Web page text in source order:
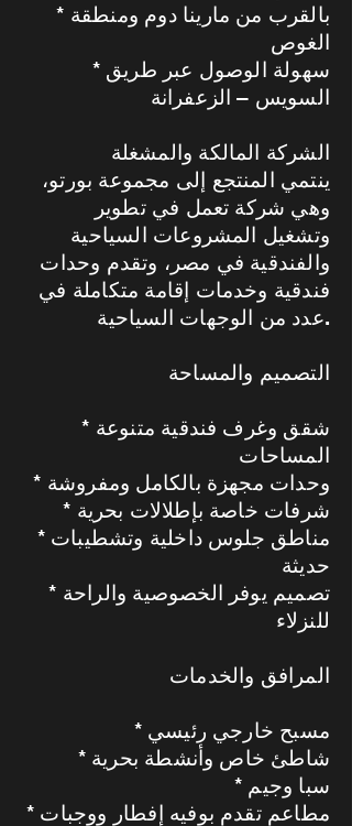
* بالقرب من مارينا دوم ومنطقة
الغوص
* سهولة الوصول عبر طريق
السويس – الزعفرانة
الشركة المالكة والمشغلة
ينتمي المنتجع إلى مجموعة بورتو،
وهي شركة تعمل في تطوير
وتشغيل المشروعات السياحية
والفندقية في مصر، وتقدم وحدات
فندقية وخدمات إقامة متكاملة في
عدد من الوجهات السياحية.
التصميم والمساحة
* شقق وغرف فندقية متنوعة
المساحات
* وحدات مجهزة بالكامل ومفروشة
* شرفات خاصة بإطلالات بحرية
* مناطق جلوس داخلية وتشطيبات
حديثة
* تصميم يوفر الخصوصية والراحة
للنزلاء
المرافق والخدمات
* مسبح خارجي رئيسي
* شاطئ خاص وأنشطة بحرية
* سبا وجيم
* مطاعم تقدم بوفيه إفطار ووجبات